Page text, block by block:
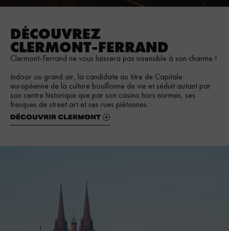
DÉCOUVREZ
CLERMONT-FERRAND
Clermont-Ferrand ne vous laissera pas insensible à son charme !
Indoor ou grand air, la candidate au titre de Capitale
européenne de la culture bouillonne de vie et séduit autant par
son centre historique que par son casino hors normes, ses
fresques de street art et ses rues piétonnes.
DÉCOUVRIR CLERMONT